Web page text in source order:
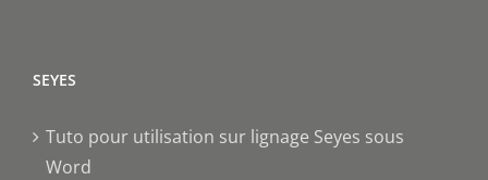
SEYES
Tuto pour utilisation sur lignage Seyes sous
Word